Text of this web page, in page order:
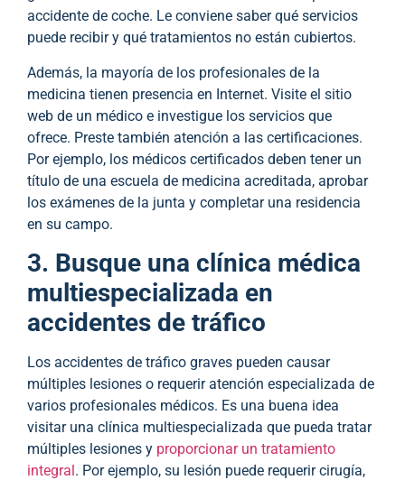
accidente de coche. Le conviene saber qué servicios
puede recibir y qué tratamientos no están cubiertos.
Además, la mayoría de los profesionales de la
medicina tienen presencia en Internet. Visite el sitio
web de un médico e investigue los servicios que
ofrece. Preste también atención a las certificaciones.
Por ejemplo, los médicos certificados deben tener un
título de una escuela de medicina acreditada, aprobar
los exámenes de la junta y completar una residencia
en su campo.
3. Busque una clínica médica
multiespecializada en
accidentes de tráfico
Los accidentes de tráfico graves pueden causar
múltiples lesiones o requerir atención especializada de
varios profesionales médicos. Es una buena idea
visitar una clínica multiespecializada que pueda tratar
múltiples lesiones y proporcionar un tratamiento
integral. Por ejemplo, su lesión puede requerir cirugía,